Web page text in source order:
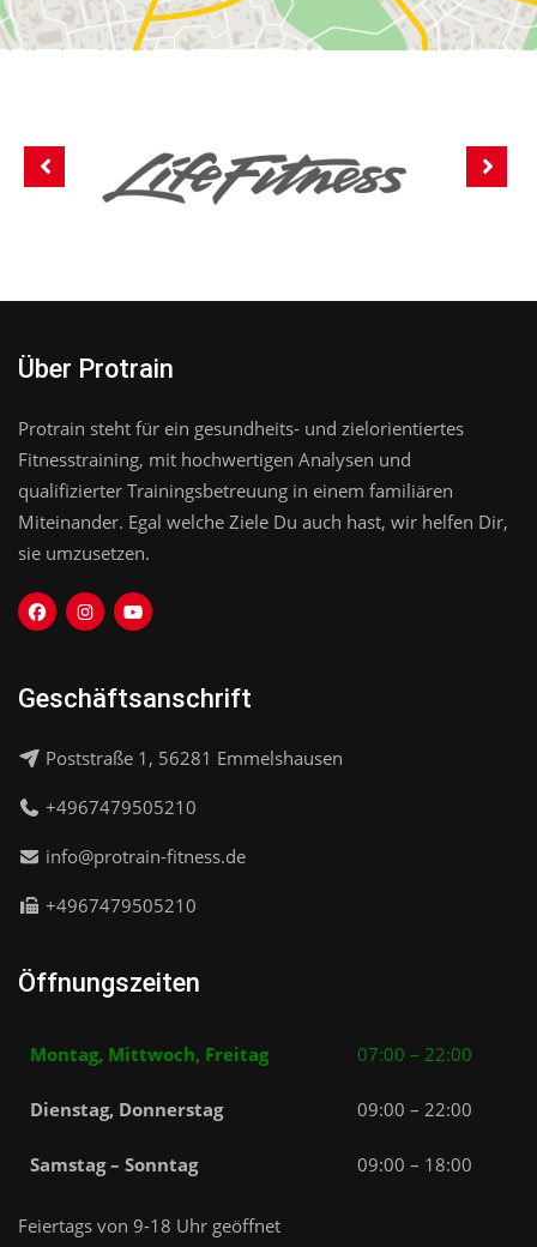
Über Protrain
Protrain steht für ein gesundheits- und zielorientiertes
Fitnesstraining, mit hochwertigen Analysen und
qualifizierter Trainingsbetreuung in einem familiären
Miteinander. Egal welche Ziele Du auch hast, wir helfen Dir,
sie umzusetzen.
Geschäftsanschrift
Poststraße 1, 56281 Emmelshausen
+4967479505210
info@protrain-fitness.de
+4967479505210
Öffnungszeiten
Montag, Mittwoch, Freitag 07:00 – 22:00
Dienstag, Donnerstag 09:00 – 22:00
Samstag – Sonntag 09:00 – 18:00
Feiertags von 9-18 Uhr geöffnet